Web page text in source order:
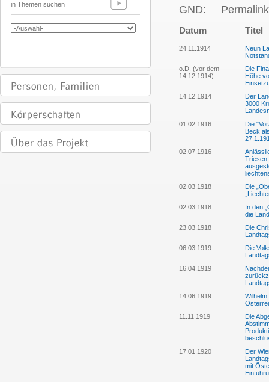
in Themen suchen GND:
Datum Titel
24.11.1914
Neun
o.D. (vor dem
14.12.1914)
Die
Höhe
14.12.1914
Der
3000
01.02.1916
Die
Beck
02.07.1916
Triesen
02.03.1918
Die
02.03.1918
In den
die
23.03.1918
Die
06.03.1919
Die
16.04.1919
14.06.1919
11.11.1919
Die
17.01.1920
Der
mit